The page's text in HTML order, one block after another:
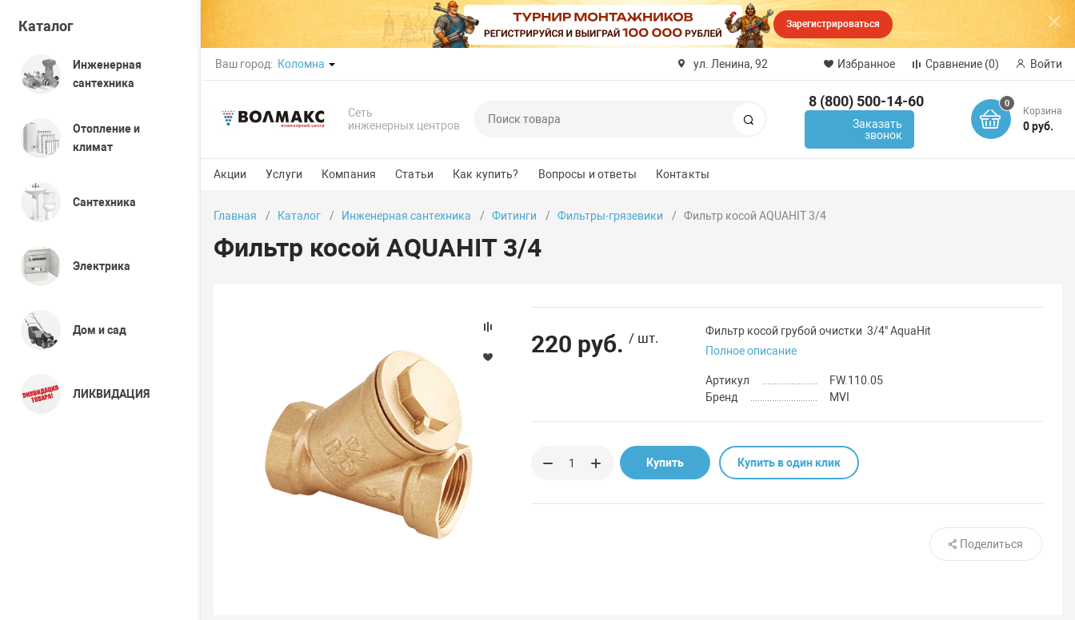
Зарегистрироваться
Ваш город: Коломна ул. Ленина, 92 Избранное Сравнение (0) Войти
Сеть
инженерных центров
8 (800) 500-14-60
Заказать
звонок
0
Корзина
0 руб.
Акции Услуги Компания Статьи Как купить? Вопросы и ответы Контакты
Каталог
Инженерная
сантехника
Отопление и
климат
Сантехника
Электрика
Дом и сад
ЛИКВИДАЦИЯ
Главная Каталог Инженерная сантехника Фитинги Фильтры-грязевики Фильтр косой AQUAHIT 3/4
Фильтр косой AQUAHIT 3/4
220 руб. / шт.
Фильтр косой грубой очистки 3/4" AquaHit
Полное описание
Артикул
FW.110.05
Бренд
MVI
Купить Купить в один клик
Поделиться